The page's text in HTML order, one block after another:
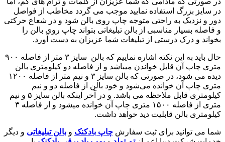
در سایز بزرگ استفاده نمایید موجب می گردد مخاطب از فواصل
دور و نزدیک به راحتی متوجه چاپ روی بالن شود و در شعاع حرکتی
و فاصله بسیار مناسبی از بالن تبلیغاتی بتواند چاپ روی بالن را
بخواند و درک درستی از تبلیغات شما عزیزان به دست آورد.
حال باید به این نکته اشاره نماییم که بالن سایز ۳ متر از فاصله ۹۰۰
متری چاپ آن قابل خواندن میباشد و از فاصله دو کیلومتری بالن
دیده می شود، در صورتی که بالن سایز ۳ و نیم متر از فاصله ۱۲۰۰
متری چاپ آن خوانده می‌شود و خود بالن از فاصله دو و نیم
کیلومتری قابل ملاحظه می باشد. و در آخر اینکه بالن سایز ۵ و نیم
متری از فاصله ۱۵۰۰ متری چاپ آن خوانده میشود و از فاصله ۳
کیلومتری بالن قابلیت دید خواهد داشت.
شما می توانید برای ثبت سفارش چاپ بادکنک و بالن تبلیغاتی و دیگر